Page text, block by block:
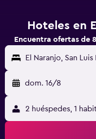
Hoteles en
Encuentra ofertas de
El Naranjo, San
dom. 16/8
2 huéspedes, 1